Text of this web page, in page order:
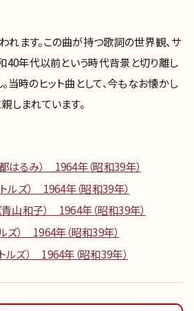
ます。この曲が持つ歌詞の世界観、サ
40年代以前という時代背景と切り離し
当時のヒット曲として、今もなお懐かし
しまれています。
はるみ） 1964年（昭和39年）
ルズ） 1964年（昭和39年）
山和子） 1964年（昭和39年）
ズ） 1964年（昭和39年）
ルズ） 1964年（昭和39年）